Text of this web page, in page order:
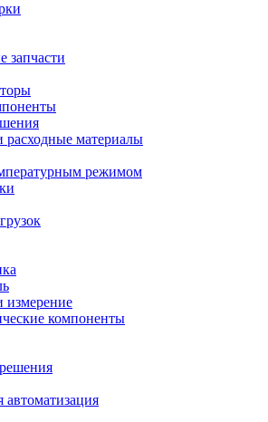
запчасти
материалы
режимом
измерение
компоненты